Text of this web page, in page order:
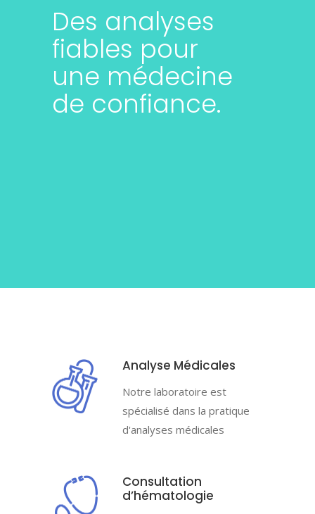
Des analyses
fiables pour
une médecine
de confiance.
Analyse Médicales
Notre laboratoire est
spécialisé dans la pratique
d'analyses médicales
Consultation
d’hématologie